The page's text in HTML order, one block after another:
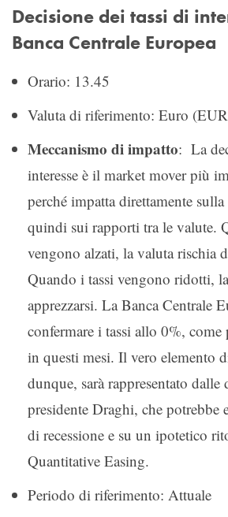
Decisione dei tassi di
Banca Centrale Europea
Orario: 13.45
Valuta di riferimento: Euro
Meccanismo di impatto: La
interesse è il market mover più
perché impatta direttamente sulla
quindi sui rapporti tra le valute.
vengono alzati, la valuta rischia
Quando i tassi vengono ridotti,
apprezzarsi. La Banca Centrale
confermare i tassi allo 0%,
in questi mesi. Il vero elemento
dunque, sarà rappresentato dalle
presidente Draghi, che potrebbe
di recessione e su un ipotetico
Quantitative Easing.
Periodo di riferimento: Attuale